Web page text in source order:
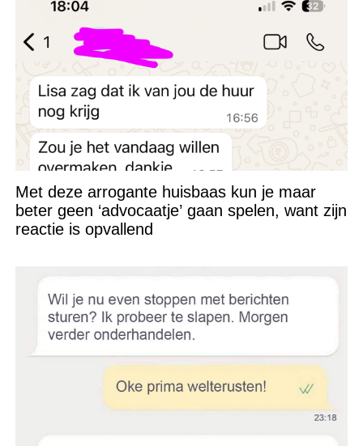
Met deze arrogante huisbaas kun je maar
beter geen ‘advocaatje’ gaan spelen, want zijn
reactie is opvallend